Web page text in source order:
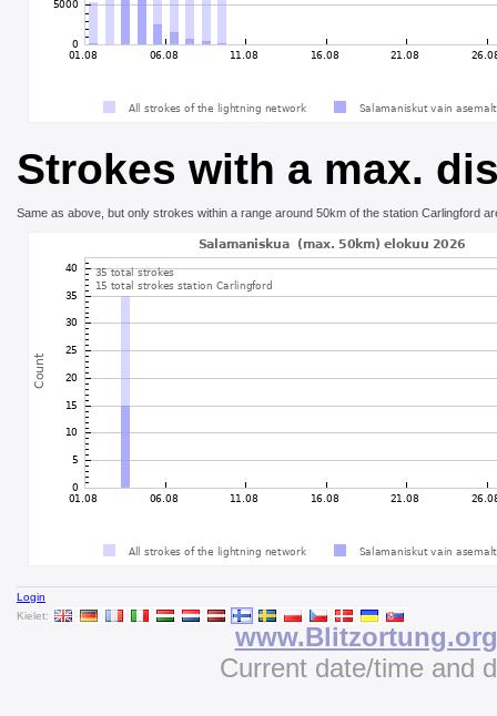
Strokes with a max.
Same as above, but only strokes within a range around 50km of the station Carlingford
Login
Kielet:
www.Blitzortung.org
Current date/time and